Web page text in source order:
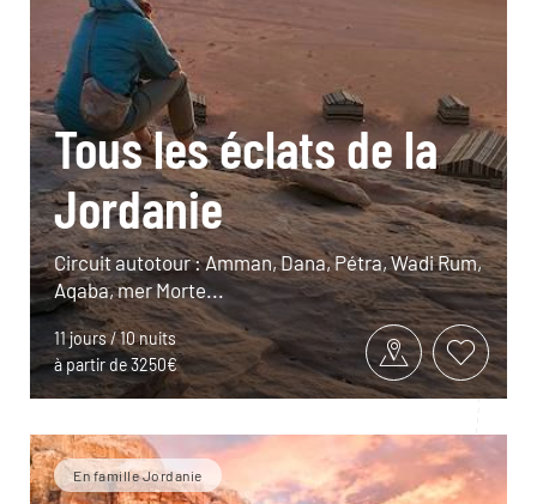
Tous les éclats de la
Jordanie
Circuit autotour : Amman, Dana, Pétra, Wadi Rum,
Aqaba, mer Morte...
11 jours / 10 nuits
à partir de 3250€
En famille Jordanie